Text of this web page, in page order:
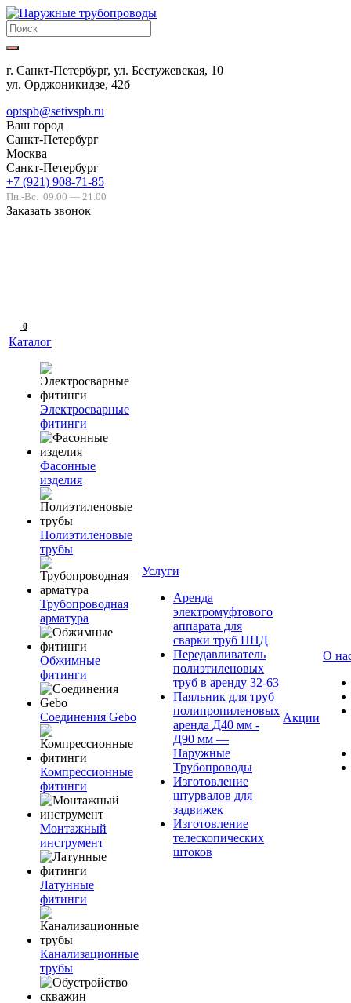
г. Санкт-Петербург, ул. Бестужевская, 10
ул. Орджоникидзе, 42б
optspb@setivspb.ru
Ваш город
Санкт-Петербург
Москва
Санкт-Петербург
+7 (921) 908-71-85
Пн.-Вс. 09.00 — 21.00
Заказать звонок
0
Каталог
Электросварные
фитинги
Фасонные
изделия
Полиэтиленовые
трубы
Трубопроводная
арматура
Обжимные
фитинги
Соединения Gebo
Компрессионные
фитинги
Монтажный
инструмент
Латунные
фитинги
Канализационные
трубы
Услуги
Аренда
электромуфтового
аппарата для
сварки труб ПНД
Передавливатель
полиэтиленовых
труб в аренду 32-63
Паяльник для труб
полипропиленовых
аренда Д40 мм -
Д90 мм —
Наружные
Трубопроводы
Изготовление
штурвалов для
задвижек
Изготовление
телескопических
штоков
Акции
О